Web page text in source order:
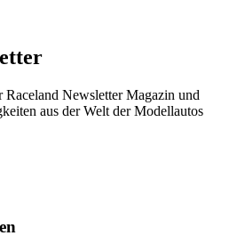
Raceland Newsletter Magazin und
aus der Welt der Modellautos